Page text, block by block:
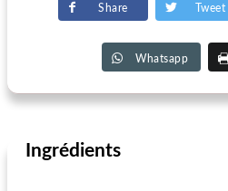
Share Tweet
Whatsapp
Ingrédients